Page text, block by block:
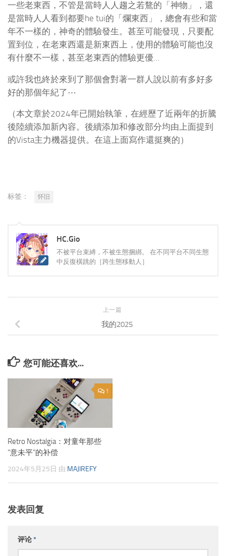
一些老東西，不管是當時人人趨之若鶩的「神物」，還
是當時人人看到都要he tui的「爛東西」，總會有些和當
年不一樣的，神奇的體驗發生。甚至可能發現，只要配
置到位，在老東西還是新東西上，使用的體驗可能也沒
有什麼不一樣，甚至老東西的體驗更優…
或許我也終於來到了那個會對著一群人說以前有多好多
好的那個年紀了⋯
（本文章於2024年已開始執筆，在經歷了近兩年的折騰
後陸續添加新內容。後續添加和修改部分均由上面提到
的Vista主力機器提供。在這上面寫作還挺爽的）
标签： 怀旧
HC.Gio
不被平台束縛，不被生態捆綁。 在不同平台不同生態
中反復橫跳的［跨生態移動人］
上一篇
我的2025
您可能还喜欢...
1
Retro Nostalgia：对童年那些
“意未平”的补偿
2024年5月25日 由 MAJIREFY
发表回复
评论*